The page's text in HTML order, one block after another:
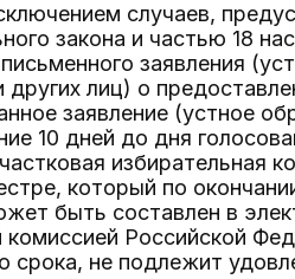
случаев,
закона и частью 18
заявления
лиц) о
заявление (устное
10 дней до дня
избирательная
который по
быть составлен в
Российской
срока, не подлежит